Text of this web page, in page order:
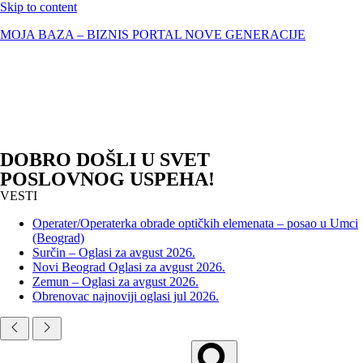
Skip to content
MOJA BAZA – BIZNIS PORTAL NOVE GENERACIJE
DOBRO DOŠLI U SVET
POSLOVNOG USPEHA!
VESTI
Operater/Operaterka obrade optičkih elemenata – posao u Umci
(Beograd)
Surčin – Oglasi za avgust 2026.
Novi Beograd Oglasi za avgust 2026.
Zemun – Oglasi za avgust 2026.
Obrenovac najnoviji oglasi jul 2026.